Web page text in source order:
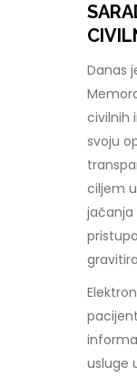
Danas
civilnih
svoju
ciljem
jačanja
usluge